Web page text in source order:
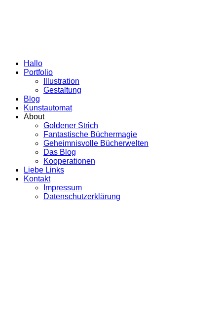
Hallo
Portfolio
Illustration
Gestaltung
Blog
Kunstautomat
About
Goldener Strich
Fantastische Büchermagie
Geheimnisvolle Bücherwelten
Das Blog
Kooperationen
Liebe Links
Kontakt
Impressum
Datenschutzerklärung